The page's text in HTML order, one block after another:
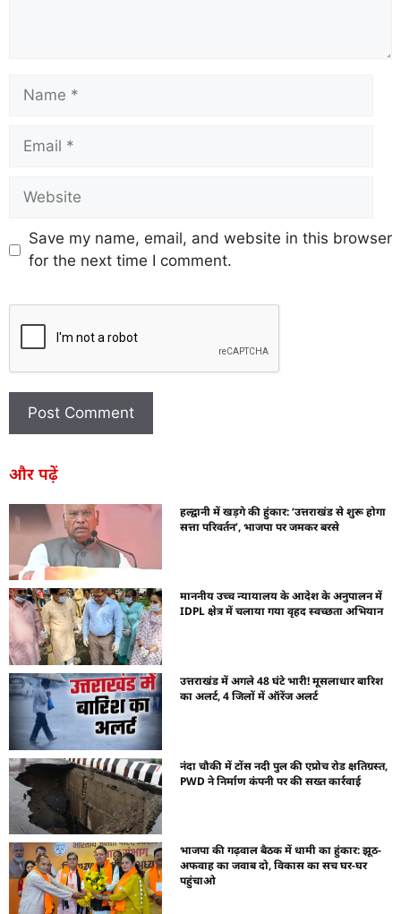
Save my name, email, and website in this browser
for the next time I comment.
और पढ़ें
हल्द्वानी में खड़गे की हुंकार: ‘उत्तराखंड से शुरू होगा
सत्ता परिवर्तन’, भाजपा पर जमकर बरसे
माननीय उच्च न्यायालय के आदेश के अनुपालन में
IDPL क्षेत्र में चलाया गया वृहद स्वच्छता अभियान
उत्तराखंड में अगले 48 घंटे भारी! मूसलाधार बारिश
का अलर्ट, 4 जिलों में ऑरेंज अलर्ट
नंदा चौकी में टोंस नदी पुल की एप्रोच रोड क्षतिग्रस्त,
PWD ने निर्माण कंपनी पर की सख्त कार्रवाई
भाजपा की गढ़वाल बैठक में धामी का हुंकार: झूठ-
अफवाह का जवाब दो, विकास का सच घर-घर
पहुंचाओ